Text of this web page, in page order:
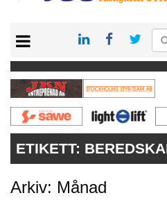
PRENUMERERA
VÅRA ANDRA MAGASIN
ANNONSERA
KONTAKT
ETIKETT:
Arkiv: Månad